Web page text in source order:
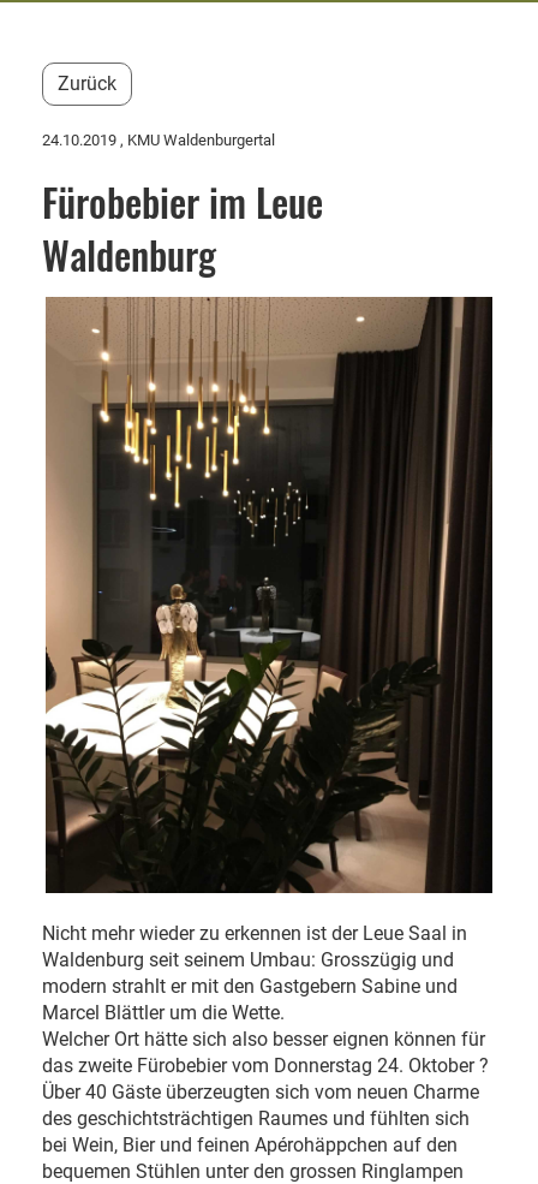
Zurück
24.10.2019 , KMU Waldenburgertal
Fürobebier im Leue
Waldenburg
Nicht mehr wieder zu erkennen ist der Leue Saal in
Waldenburg seit seinem Umbau: Grosszügig und
modern strahlt er mit den Gastgebern Sabine und
Marcel Blättler um die Wette.
Welcher Ort hätte sich also besser eignen können für
das zweite Fürobebier vom Donnerstag 24. Oktober ?
Über 40 Gäste überzeugten sich vom neuen Charme
des geschichtsträchtigen Raumes und fühlten sich
bei Wein, Bier und feinen Apérohäppchen auf den
bequemen Stühlen unter den grossen Ringlampen